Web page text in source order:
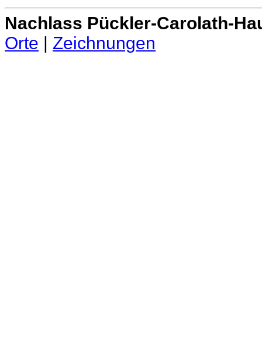
Nachlass Pückler-Carolath-
Orte | Zeichnungen